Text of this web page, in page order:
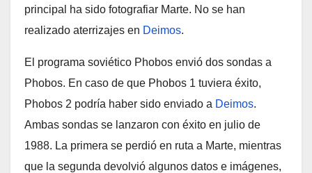
principal ha sido fotografiar Marte. No se han
realizado aterrizajes en Deimos.
El programa soviético Phobos envió dos sondas a
Phobos. En caso de que Phobos 1 tuviera éxito,
Phobos 2 podría haber sido enviado a Deimos.
Ambas sondas se lanzaron con éxito en julio de
1988. La primera se perdió en ruta a Marte, mientras
que la segunda devolvió algunos datos e imágenes,